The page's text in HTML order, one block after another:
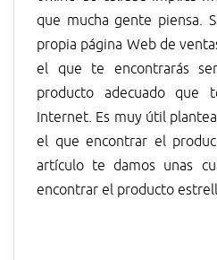
que mucha gente piensa.
propia página Web de
el que te encontrarás
producto adecuado que
Internet. Es muy útil
el que encontrar el
artículo te damos unas
encontrar el producto